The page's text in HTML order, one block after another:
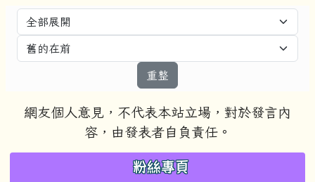
重整
網友個人意見，不代表本站立場，對於發言內
容，由發表者自負責任。
粉絲專頁